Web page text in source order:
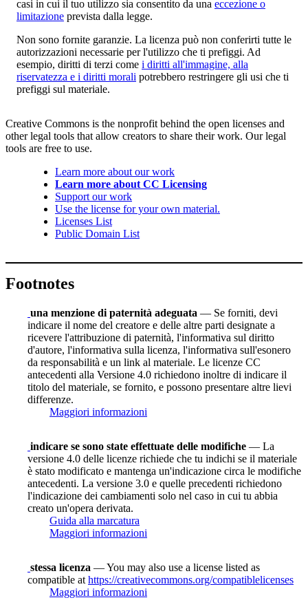
casi in cui il tuo utilizzo sia consentito da una eccezione o
limitazione prevista dalla legge.
Non sono fornite garanzie. La licenza può non conferirti tutte le
autorizzazioni necessarie per l'utilizzo che ti prefiggi. Ad
esempio, diritti di terzi come i diritti all'immagine, alla
riservatezza e i diritti morali potrebbero restringere gli usi che ti
prefiggi sul materiale.
Creative Commons is the nonprofit behind the open licenses and
other legal tools that allow creators to share their work. Our legal
tools are free to use.
Learn more about our work
Learn more about CC Licensing
Support our work
Use the license for your own material.
Licenses List
Public Domain List
Footnotes
una menzione di paternità adeguata — Se forniti, devi
indicare il nome del creatore e delle altre parti designate a
ricevere l'attribuzione di paternità, l'informativa sul diritto
d'autore, l'informativa sulla licenza, l'informativa sull'esonero
da responsabilità e un link al materiale. Le licenze CC
antecedenti alla Versione 4.0 richiedono inoltre di indicare il
titolo del materiale, se fornito, e possono presentare altre lievi
differenze.
Maggiori informazioni
indicare se sono state effettuate delle modifiche — La
versione 4.0 delle licenze richiede che tu indichi se il materiale
è stato modificato e mantenga un'indicazione circa le modifiche
antecedenti. La versione 3.0 e quelle precedenti richiedono
l'indicazione dei cambiamenti solo nel caso in cui tu abbia
creato un'opera derivata.
Guida alla marcatura
Maggiori informazioni
stessa licenza — You may also use a license listed as
compatible at https://creativecommons.org/compatiblelicenses
Maggiori informazioni